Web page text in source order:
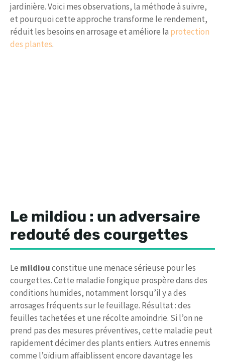
jardinière. Voici mes observations, la méthode à suivre,
et pourquoi cette approche transforme le rendement,
réduit les besoins en arrosage et améliore la protection
des plantes.
Le mildiou : un adversaire
redouté des courgettes
Le mildiouconstitue une menace sérieuse pour les
courgettes. Cette maladie fongique prospère dans des
conditions humides, notamment lorsqu’il y a des
arrosages fréquents sur le feuillage. Résultat : des
feuilles tachetées et une récolte amoindrie. Si l’on ne
prend pas des mesures préventives, cette maladie peut
rapidement décimer des plants entiers. Autres ennemis
comme l’oïdium affaiblissent encore davantage les